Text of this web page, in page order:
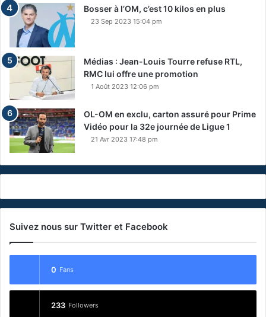
Bosser à l’OM, c’est 10 kilos en plus
23 Sep 2023 15:04 pm
Médias : Jean-Louis Tourre refuse RTL,
RMC lui offre une promotion
1 Août 2023 12:06 pm
OL-OM en exclu, carton assuré pour Prime
Vidéo pour la 32e journée de Ligue 1
21 Avr 2023 17:48 pm
Suivez nous sur Twitter et Facebook
0 Fans
233 Followers